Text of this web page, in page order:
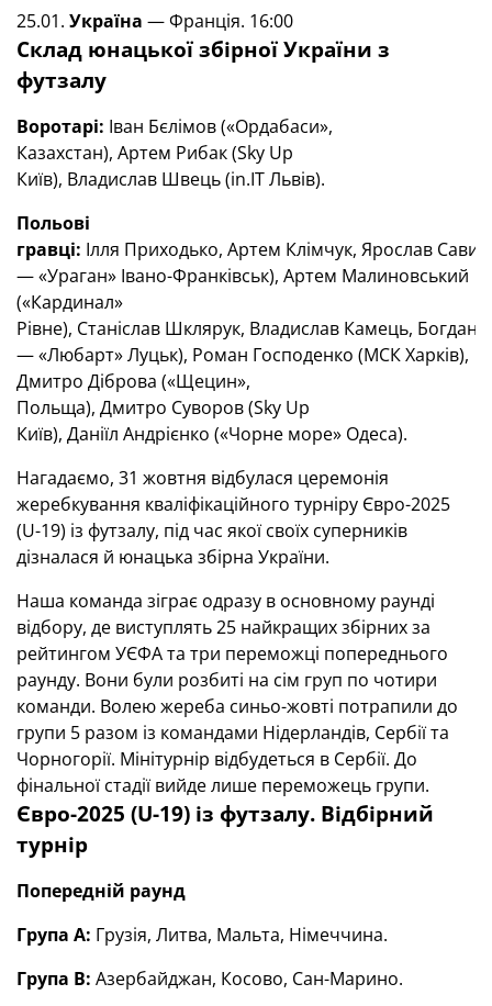
25.01. Україна — Франція. 16:00
Склад юнацької збірної України з
футзалу
Воротарі: Іван Бєлімов («Ордабаси»,
Казахстан), Артем Рибак (Sky Up
Київ), Владислав Швець (in.IT Львів).
Польові
гравці: Ілля Приходько, Артем Клімчук, Ярослав
— «Ураган» Івано-Франківськ), Артем Малиновський
(«Кардинал»
Рівне), Станіслав Шклярук, Владислав Камець, Богдан
— «Любарт» Луцьк), Роман Господенко (МСК Харків),
Дмитро Діброва («Щецин»,
Польща), Дмитро Суворов (Sky Up
Київ), Даніїл Андрієнко («Чорне море» Одеса).
Нагадаємо, 31 жовтня відбулася церемонія
жеребкування кваліфікаційного турніру Євро-2025
(U-19) із футзалу, під час якої своїх суперників
дізналася й юнацька збірна України.
Наша команда зіграє одразу в основному раунді
відбору, де виступлять 25 найкращих збірних за
рейтингом УЄФА та три переможці попереднього
раунду. Вони були розбиті на сім груп по чотири
команди. Волею жереба синьо-жовті потрапили до
групи 5 разом із командами Нідерландів, Сербії та
Чорногорії. Мінітурнір відбудеться в Сербії. До
фінальної стадії вийде лише переможець групи.
Євро-2025 (U-19) із футзалу. Відбірний
турнір
Попередній раунд
Група А: Грузія, Литва, Мальта, Німеччина.
Група В: Азербайджан, Косово, Сан-Марино.